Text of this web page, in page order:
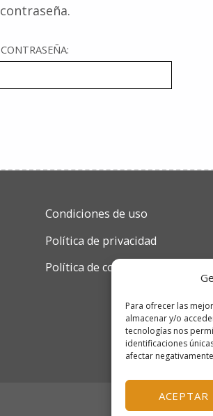
Para ofrecer las
almacenar y/o
tecnologías nos
identificaciones
afectar
ACEPTAR
contraseña.
CONTRASEÑA:
Condiciones de uso
Política de privacidad
Política de cookies